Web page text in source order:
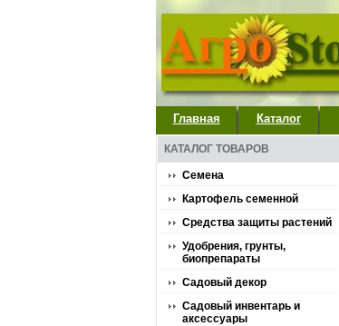
Главная Каталог
КАТАЛОГ ТОВАРОВ
Семена
Картофель семенной
Средства защиты растений
Удобрения, грунты,
биопрепараты
Садовый декор
Садовый инвентарь и
аксессуары